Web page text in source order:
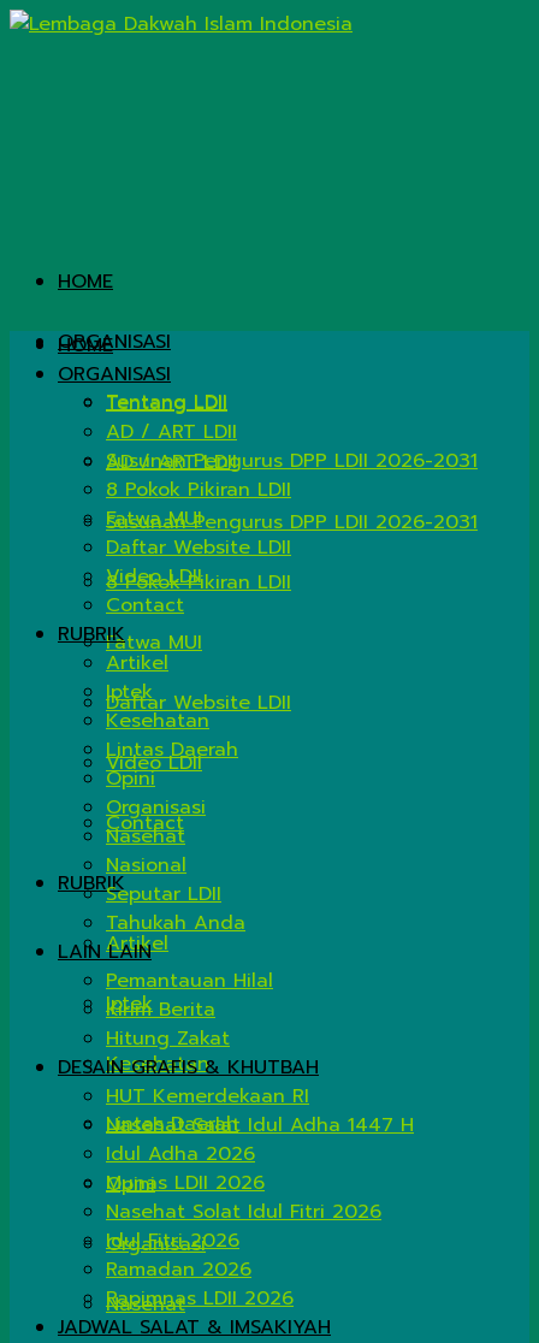
HOME
ORGANISASI
Tentang LDII
AD / ART LDII
Susunan Pengurus DPP LDII 2026-2031
8 Pokok Pikiran LDII
Fatwa MUI
Daftar Website LDII
Video LDII
Contact
RUBRIK
Artikel
Iptek
Kesehatan
Lintas Daerah
Opini
Organisasi
Nasehat
HOME
ORGANISASI
Tentang LDII
AD / ART LDII
Susunan Pengurus DPP LDII 2026-2031
8 Pokok Pikiran LDII
Fatwa MUI
Daftar Website LDII
Video LDII
Contact
RUBRIK
Artikel
Iptek
Kesehatan
Lintas Daerah
Opini
Organisasi
Nasehat
Nasional
Seputar LDII
Tahukah Anda
LAIN LAIN
Pemantauan Hilal
Kirim Berita
Hitung Zakat
DESAIN GRAFIS & KHUTBAH
HUT Kemerdekaan RI
Nasehat Salat Idul Adha 1447 H
Idul Adha 2026
Munas LDII 2026
Nasehat Solat Idul Fitri 2026
Idul Fitri 2026
Ramadan 2026
Rapimnas LDII 2026
JADWAL SALAT & IMSAKIYAH